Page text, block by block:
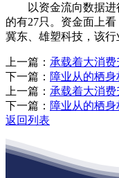
以资金流向数据进
的有27只。资金面上
冀东、雄塑科技，该行
上一篇： 承载着大消
下一篇： 障业从的栖身
上一篇： 承载着大消
下一篇： 障业从的栖身
返回列表